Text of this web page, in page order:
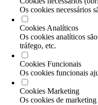
Os cookies necessários
Cookies Analíticos
Os cookies analíticos
tráfego, etc.
Cookies Funcionais
Os cookies funcionais
Cookies Marketing
Os cookies de marketing